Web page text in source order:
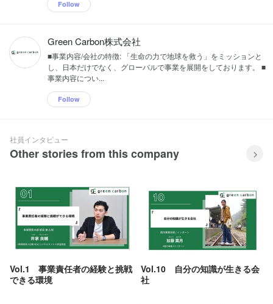
Follow
Green Carbon株式会社
■事業内容/会社の特徴: 「生命の力で地球を救う」をミッションと
し、日本だけでなく、グローバルで事業を展開をしております。 ■
事業内容につい...
Follow
社員インタビュー
Other stories from this company
Vol.1 事業責任者の経験と挑戦
できる環境​
Vol.10 自分の知識が生きる会
社